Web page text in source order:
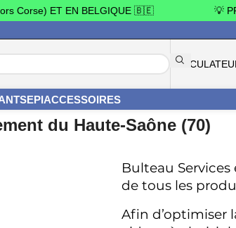
Corse) ET EN BELGIQUE 🇧🇪 💡
EPIACCESSOIRES
du Haute-Saône (70)
Bulteau
de tous les
Afin d’optimiser